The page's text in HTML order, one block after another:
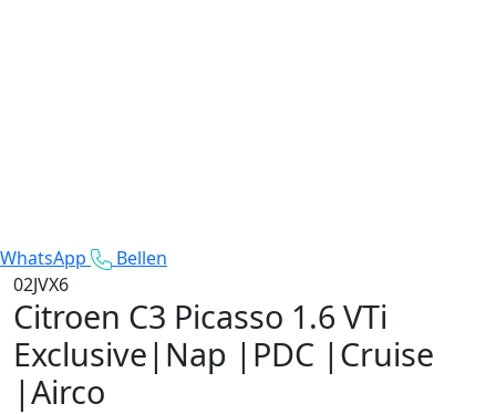
WhatsApp
Bellen
02JVX6
Citroen C3 Picasso 1.6 VTi
Exclusive|Nap |PDC |Cruise
|Airco